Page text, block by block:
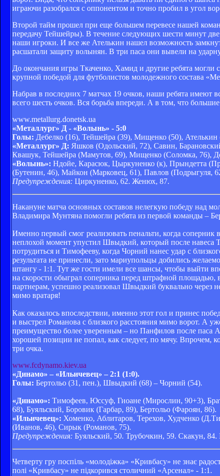
играючи разобрался с оппонентом и точно пробил в угол
Второй тайм прошел при еще большем перевесе нашей
передачу Тейшейры). В течение следующих шести минут
наши игроки. И все же Ателькин нашел возможность
расшатали защиту волынян. В три паса они вывели на
До окончания игры Ткаченко, Хамид и другие ребята могли
крупной победой для футболистов молодежного состава
Набрав в последних 7 матчах 19 очков, наши ребята имеют
всего шесть очков. Вся борьба впереди. А в том, что
www.metallurg.donetsk.ua
«Металлург» Д - «Волынь» - 5:0
Голы: Дебелко (16), Тейшейра (39), Мищенко (50), Ателькин
«Металлург» Д: Яшков (Одольский, 72), Савин,
Квашук, Тейшейра (Мамутов, 69), Мищенко (Соломка, 76),
«Волынь»: Ндойе, Карасюк, Цыркуненко (к), Прындетта
(Бутенин, 46), Майкон (Марковец, 61), Павлов (Подрыгуля,
Предупреждения: Циркуненко, 62. Женюх, 87.
Накануне матча основных составов нелегкую победу над
Владимира Мунтяна помогли ребята из первой команды –
Именно первый смог реализовать пенальти, когда
неплохой момент упустил Швыдкий, который после навеса
потрудиться и Тимофееву, когда Чорний нанес удар с
результата не принесли, зато мариупольцы добились
штангу - 1:1. Тут же гости имели все шансы, чтобы выйти
на скорости обыграл соперника перед штрафной
партнерам, успешно реализовал Швыдкий буквально через
мимо вратаря!
Как оказалось впоследствии, именно этот гол и принес
и выстрел Романова с близкого расстояния мимо ворот. А
преимущество более уверенным – но Панфилов после паса
хорошей позиции не попал, как следует, по мячу. Впрочем,
три очка.
www.fcdynamo.kiev.ua
«Динамо» – «Ильичевец» – 2:1 (1:0).
Голы: Бертольо (31, пен.), Швыдкий (68) – Чорний (54).
«Динамо»: Тимофеев, Юссуф, Гиоане (Мирослин, 90+3),
68), Буяльский, Боровик (Гарбар, 89), Бертольо (Фароян, 86).
«Ильичевец»: Хоменко, Аблитаров, Терехов, Худченко
(Иванов, 46), Сирык (Романов, 75).
Предупреждения: Буяльский, 50. Трубочкин, 59. Скакун,
Четверту гру поспіль «молодіжка» «Кривбасу» не знає
полі «Кривбасу» не підкорився столичний «Арсенал» - 1:1.